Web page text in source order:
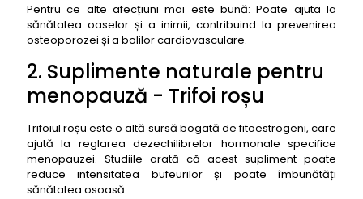
Pentru ce alte afecțiuni mai este bună: Poate ajuta la
sănătatea oaselor și a inimii, contribuind la prevenirea
osteoporozei și a bolilor cardiovasculare.
2. Suplimente naturale pentru
menopauză - Trifoi roșu
Trifoiul roșu este o altă sursă bogată de fitoestrogeni, care
ajută la reglarea dezechilibrelor hormonale specifice
menopauzei. Studiile arată că acest supliment poate
reduce intensitatea bufeurilor și poate îmbunătăți
sănătatea osoasă.